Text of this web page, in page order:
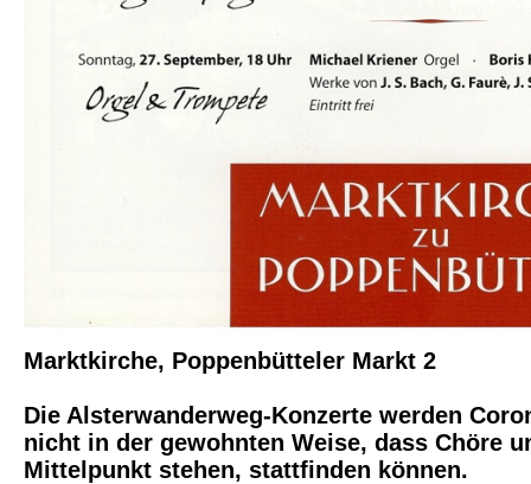
Marktkirche, Poppenbütteler Markt 2
Die Alsterwanderweg-Konzerte werden
nicht in der gewohnten Weise, dass Chöre
Mittelpunkt stehen, stattfinden können.